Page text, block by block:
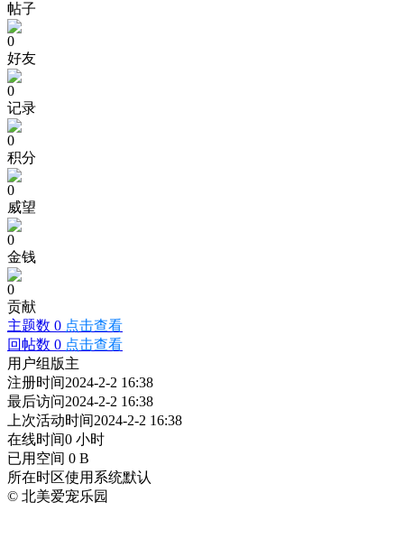
帖子
0
好友
0
记录
0
积分
0
威望
0
金钱
0
贡献
主题数 0 点击查看
回帖数 0 点击查看
用户组 版主
注册时间2024-2-2 16:38
最后访问2024-2-2 16:38
上次活动时间2024-2-2 16:38
在线时间0 小时
已用空间 0 B
所在时区使用系统默认
© 北美爱宠乐园